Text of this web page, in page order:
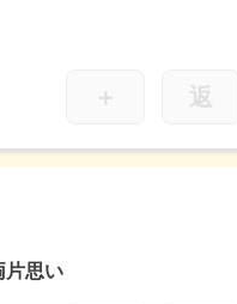
＋ 返
片思い